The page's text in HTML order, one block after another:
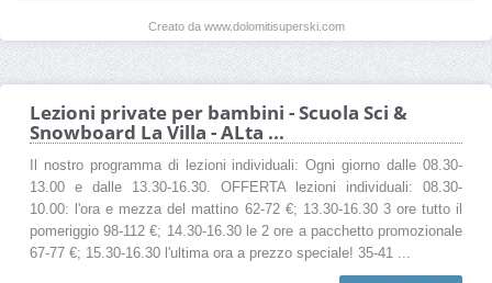
Creato da www.dolomitisuperski.com
Lezioni private per bambini - Scuola Sci &
Snowboard La Villa - ALta ...
Il nostro programma di lezioni individuali: Ogni giorno dalle 08.30-
13.00 e dalle 13.30-16.30. OFFERTA lezioni individuali: 08.30-
10.00: l'ora e mezza del mattino 62-72 €; 13.30-16.30 3 ore tutto il
pomeriggio 98-112 €; 14.30-16.30 le 2 ore a pacchetto promozionale
67-77 €; 15.30-16.30 l'ultima ora a prezzo speciale! 35-41 ...